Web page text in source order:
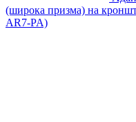
(широка призма) на
AR7-PA)